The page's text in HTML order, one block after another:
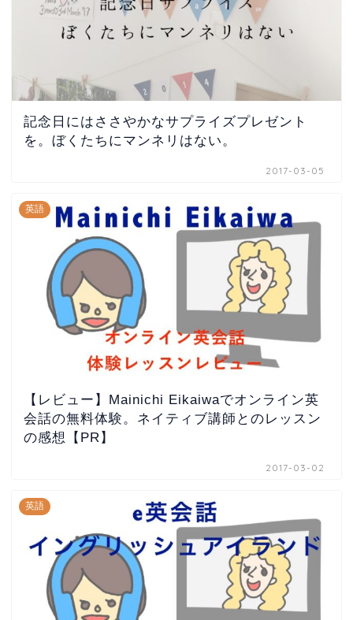
記念日にはささやかなサプライズプレゼント
を。ぼくたちにマンネリはない。
2017-03-05
英語
【レビュー】Mainichi Eikaiwaでオンライン英
会話の無料体験。ネイティブ講師とのレッスン
の感想【PR】
2017-03-02
英語